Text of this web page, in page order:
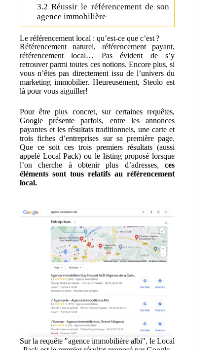
3.2 Réussir le référencement de son
agence immobilière
Le référencement local : qu’est-ce que c’est ?
Référencement naturel, référencement payant,
référencement local… Pas évident de s’y
retrouver parmi toutes ces notions. Encore plus, si
vous n’êtes pas directement issu de l’univers du
marketing immobilier. Heureusement, Steolo est
là pour vous aiguiller!
Pour être plus concret, sur certaines requêtes,
Google présente parfois, entre les annonces
payantes et les résultats traditionnels, une carte et
trois fiches d’entreprises sur sa première page.
Que ce soit ces trois premiers résultats (aussi
appelé Local Pack) ou le listing proposé lorsque
l’on cherche à obtenir plus d’adresses, ces
éléments sont tous relatifs au référencement
local.
Sur la requête "agence immobilière albi", le Local